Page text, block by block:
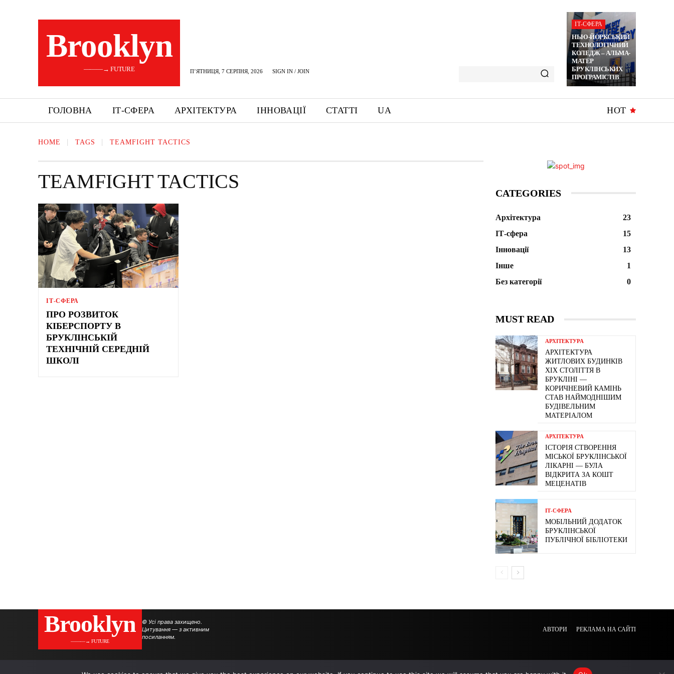
Brooklyn
———→ FUTURE П’ЯТНИЦЯ, 7 СЕРПНЯ, 2026 SIGN IN / JOIN
ІТ-СФЕРА
НЬЮ-ЙОРКСЬКИЙ
ТЕХНОЛОГІЧНИЙ
КОЛЕДЖ – АЛЬМА-
МАТЕР
БРУКЛІНСЬКИХ
ПРОГРАМІСТІВ
ГОЛОВНА ІТ-СФЕРА АРХІТЕКТУРА ІННОВАЦІЇ СТАТТІ UA HOT
HOME TAGS TEAMFIGHT TACTICS
TEAMFIGHT TACTICS
ІТ-СФЕРА
ПРО РОЗВИТОК
КІБЕРСПОРТУ В
БРУКЛІНСЬКІЙ
ТЕХНІЧНІЙ СЕРЕДНІЙ
ШКОЛІ
CATEGORIES
Архітектура
23
ІТ-сфера
15
Інновації
13
Інше
1
Без категорії
0
MUST READ
АРХІТЕКТУРА
АРХІТЕКТУРА
ЖИТЛОВИХ БУДИНКІВ
ХІХ СТОЛІТТЯ В
БРУКЛІНІ —
КОРИЧНЕВИЙ КАМІНЬ
СТАВ НАЙМОДНІШИМ
БУДІВЕЛЬНИМ
МАТЕРІАЛОМ
АРХІТЕКТУРА
ІСТОРІЯ СТВОРЕННЯ
МІСЬКОЇ БРУКЛІНСЬКОЇ
ЛІКАРНІ — БУЛА
ВІДКРИТА ЗА КОШТ
МЕЦЕНАТІВ
ІТ-СФЕРА
МОБІЛЬНИЙ ДОДАТОК
БРУКЛІНСЬКОЇ
ПУБЛІЧНОЇ БІБЛІОТЕКИ
Brooklyn
———→ FUTURE
© Усі права захищено.
Цитування — з активним
посиланням.
АВТОРИ РЕКЛАМА НА САЙТІ